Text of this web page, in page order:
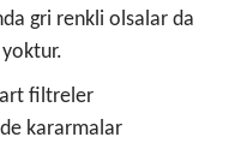
gri renkli olsalar da
filtreler
kararmalar